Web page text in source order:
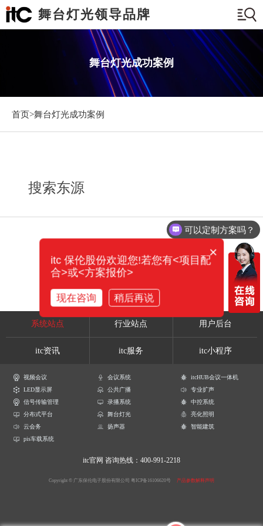
舞台灯光领导品牌
舞台灯光成功案例
首页>舞台灯光成功案例
搜索东源
系统站点 行业站点 用户后台
itc资讯 itc服务 itc小程序
视频会议 会议系统
itcHUB会议一体机
LED显示屏
公共广播
专业扩声
信号传输管理
录播系统
中控系统
分布式平台
舞台灯光
亮化照明
云会务
扬声器
智能建筑
pis车载系统
itc官网 咨询热线：400-991-2218
Copyright © 广东保伦电子股份有限公司 粤ICP备16106620号 产品参数解释声明
可以定制方案吗？
×
itc 保伦股份欢迎您!若您有<项目配
合>或<方案报价>
现在咨询 稍后再说